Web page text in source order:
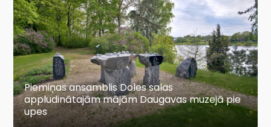
Piemiņas ansamblis Doles salas
appludinātajām mājām Daugavas muzejā pie
upes